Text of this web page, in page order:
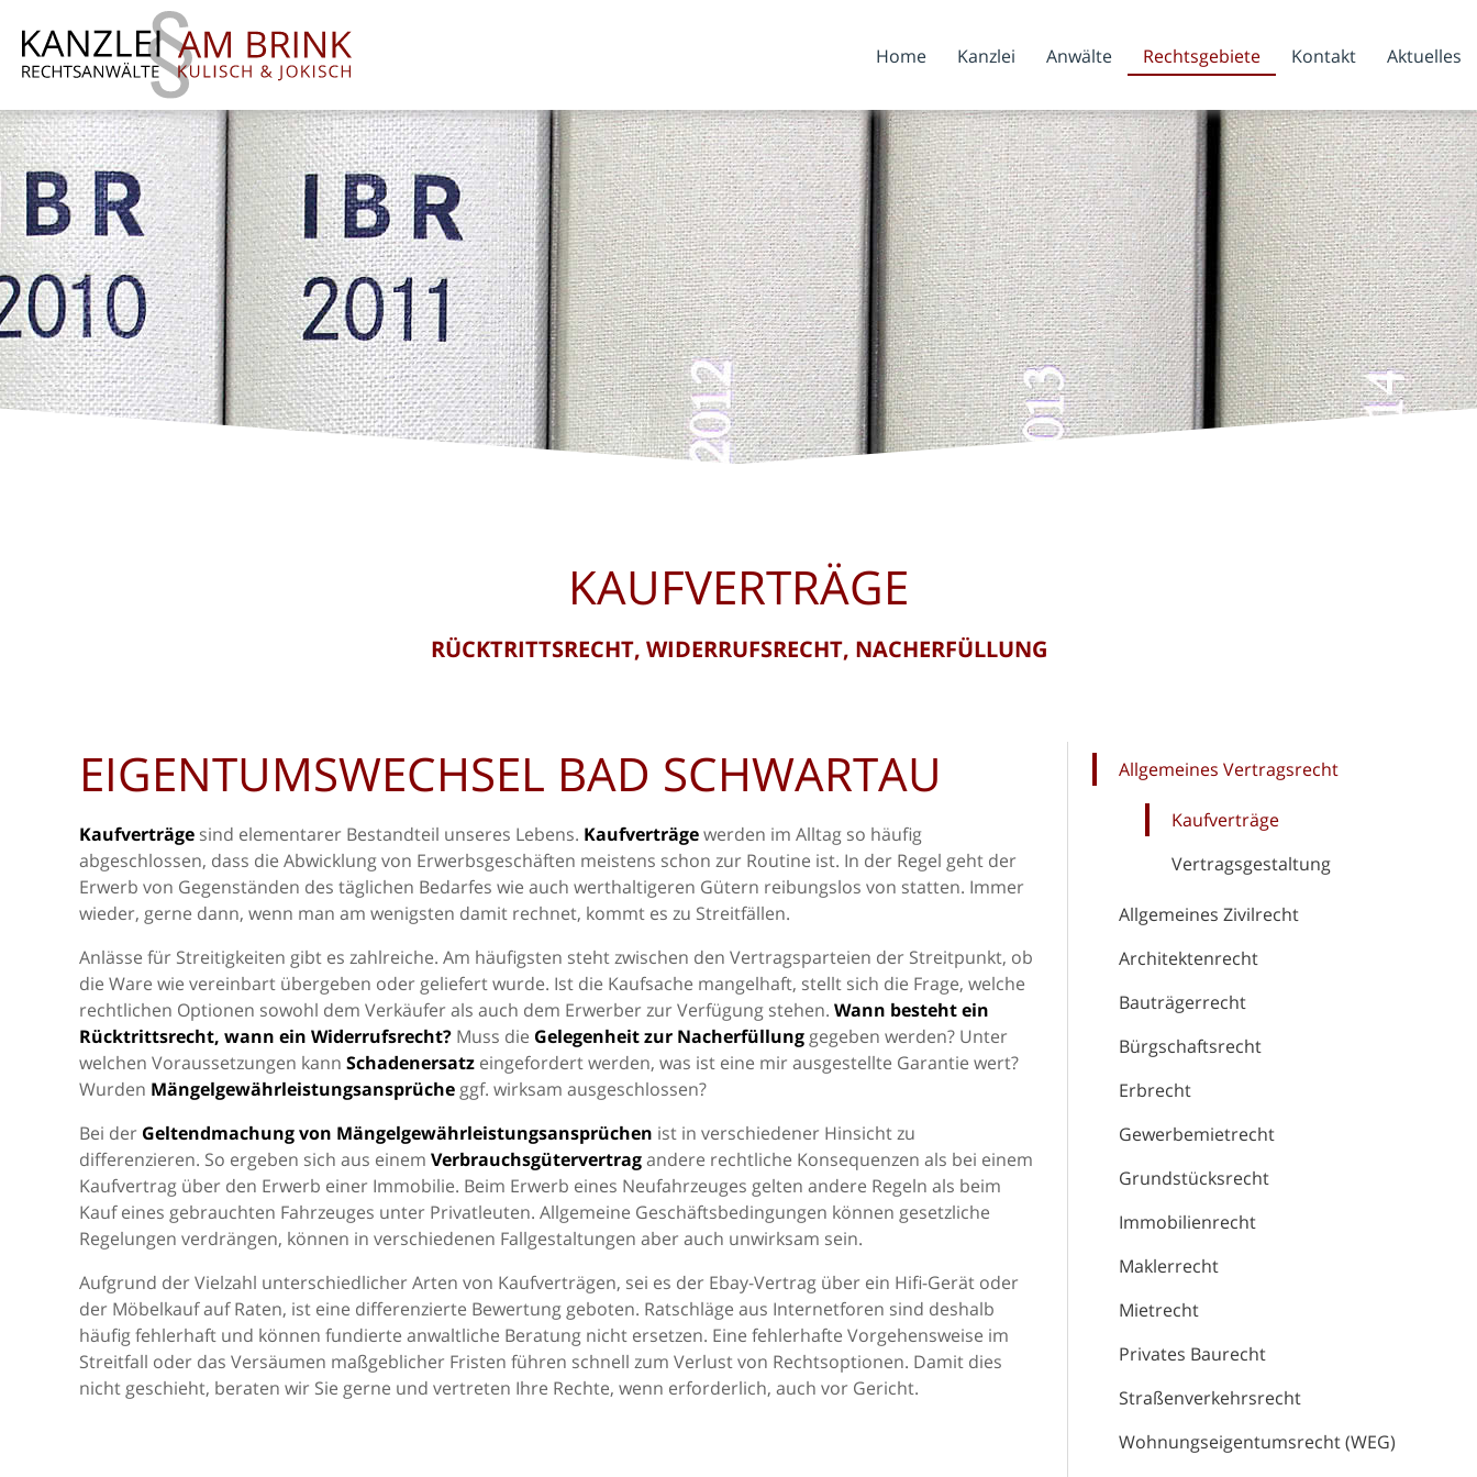
Home Kanzlei Anwälte Rechtsgebiete Kontakt Aktuelles
KAUFVERTRÄGE
RÜCKTRITTSRECHT, WIDERRUFSRECHT, NACHERFÜLLUNG
Allgemeines Vertragsrecht
Kaufverträge
Vertragsgestaltung
Allgemeines Zivilrecht
Architektenrecht
Bauträgerrecht
Bürgschaftsrecht
Erbrecht
Gewerbemietrecht
Grundstücksrecht
Immobilienrecht
Maklerrecht
Mietrecht
Privates Baurecht
Straßenverkehrsrecht
Wohnungseigentumsrecht (WEG)
EIGENTUMSWECHSEL BAD SCHWARTAU
Kaufverträge sind elementarer Bestandteil unseres Lebens. Kaufverträgewerden im Alltag so häufig
abgeschlossen, dass die Abwicklung von Erwerbsgeschäften meistens schon zur Routine ist. In der Regel geht der
Erwerb von Gegenständen des täglichen Bedarfes wie auch werthaltigeren Gütern reibungslos von statten. Immer
wieder, gerne dann, wenn man am wenigsten damit rechnet, kommt es zu Streitfällen.
Anlässe für Streitigkeiten gibt es zahlreiche. Am häufigsten steht zwischen den Vertragsparteien der Streitpunkt, ob
die Ware wie vereinbart übergeben oder geliefert wurde. Ist die Kaufsache mangelhaft, stellt sich die Frage, welche
rechtlichen Optionen sowohl dem Verkäufer als auch dem Erwerber zur Verfügung stehen. Wann besteht ein
Rücktrittsrecht, wann ein Widerrufsrecht? Muss die Gelegenheit zur Nacherfüllung gegeben werden? Unter
welchen Voraussetzungen kann Schadenersatz eingefordert werden, was ist eine mir ausgestellte Garantie wert?
Wurden Mängelgewährleistungsansprüche ggf. wirksam ausgeschlossen?
Bei der Geltendmachung von Mängelgewährleistungsansprüchen ist in verschiedener Hinsicht zu
differenzieren. So ergeben sich aus einem Verbrauchsgütervertragandere rechtliche Konsequenzen als bei einem
Kaufvertrag über den Erwerb einer Immobilie. Beim Erwerb eines Neufahrzeuges gelten andere Regeln als beim
Kauf eines gebrauchten Fahrzeuges unter Privatleuten. Allgemeine Geschäftsbedingungen können gesetzliche
Regelungen verdrängen, können in verschiedenen Fallgestaltungen aber auch unwirksam sein.
Aufgrund der Vielzahl unterschiedlicher Arten von Kaufverträgen, sei es der Ebay-Vertrag über ein Hifi-Gerät oder
der Möbelkauf auf Raten, ist eine differenzierte Bewertung geboten. Ratschläge aus Internetforen sind deshalb
häufig fehlerhaft und können fundierte anwaltliche Beratung nicht ersetzen. Eine fehlerhafte Vorgehensweise im
Streitfall oder das Versäumen maßgeblicher Fristen führen schnell zum Verlust von Rechtsoptionen. Damit dies
nicht geschieht, beraten wir Sie gerne und vertreten Ihre Rechte, wenn erforderlich, auch vor Gericht.